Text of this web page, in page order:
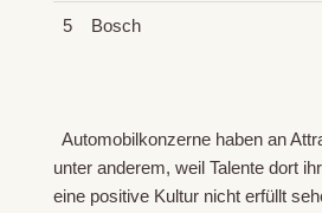
5 Bosch
Automobilkonzerne haben an
unter anderem, weil Talente dort
eine positive Kultur nicht erfüllt